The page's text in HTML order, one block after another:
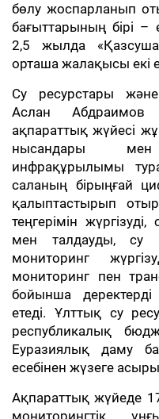
бөлу жоспарланып
бағыттарының бірі –
2,5 жылда
орташа жалақысы екі
Су ресурстары
Аслан Абдраимов
ақпараттық жүйесі
нысандары
инфрақұрылымы
саланың бірыңғай
қалыптастырып
теңгерімін
мен талдауды, су
мониторинг
мониторинг пен
бойынша
етеді. Ұлттық су
республикалық
Еуразиялық даму
есебінен жүзеге
Ақпараттық жүйеде
мониторингтік